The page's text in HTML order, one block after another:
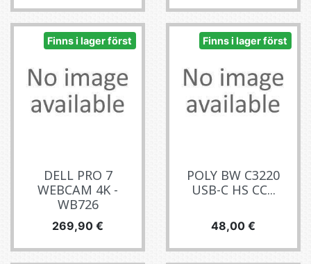
Finns i lager först
DELL PRO 7
WEBCAM 4K -
WB726
Pris
269,90 €
Finns i lager först
POLY BW C3220
USB-C HS CC...
Pris
48,00 €